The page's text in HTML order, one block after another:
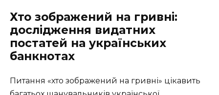
Хто зображений на гривні:
дослідження видатних
постатей на українських
банкнотах
Питання «хто зображений на гривні» цікавить